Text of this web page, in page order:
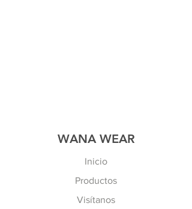
WANA WEAR
Inicio
Productos
Visítanos